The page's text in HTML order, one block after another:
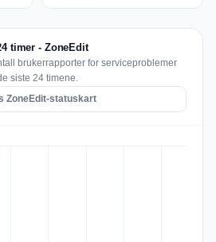
timer - ZoneEdit
brukerrapporter for serviceproblemer
siste 24 timene.
ZoneEdit-statuskart